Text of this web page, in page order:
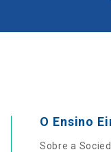
O Ensino
Sobre a